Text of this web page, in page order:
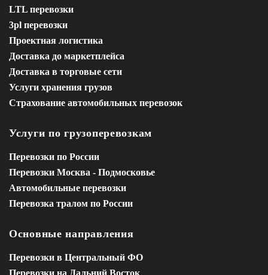
Основные направления
Перевозки в Центральный ФО
LTL перевозки
3pl перевозки
Проектная логистика
Доставка до маркетплейса
Доставка в торговые сети
Услуги хранения грузов
Страхование автомобильных перевозок
Услуги по грузоперевозкам
Перевозки по России
Перевозки Москва - Подмосковье
Автомобильные перевозки
Перевозка тралом по России